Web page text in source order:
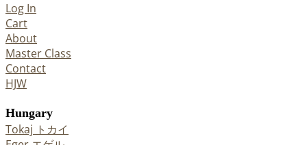
Log In
Cart
About
Master Class
Contact
HJW
Hungary
Tokaj トカイ